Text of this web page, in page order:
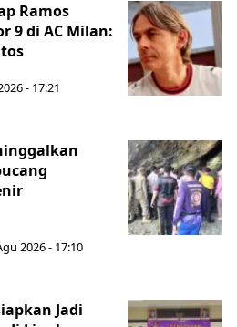
Ramos
9 di AC Milan:
- 17:21
2026 - 17:10
Jadi